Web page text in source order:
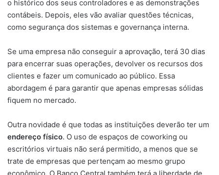
o histórico dos seus controladores e as demonstrações
contábeis. Depois, eles vão avaliar questões técnicas,
como segurança dos sistemas e governança interna.
Se uma empresa não conseguir a aprovação, terá 30 dias
para encerrar suas operações, devolver os recursos dos
clientes e fazer um comunicado ao público. Essa
abordagem é para garantir que apenas empresas sólidas
fiquem no mercado.
Outra novidade é que todas as instituições deverão ter um
endereço físico. O uso de espaços de coworking ou
escritórios virtuais não será permitido, a menos que se
trate de empresas que pertençam ao mesmo grupo
econômico. O Banco Central também terá a liberdade de